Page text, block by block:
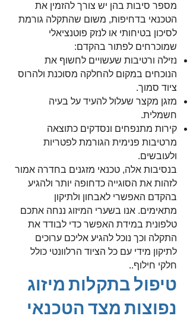
מספר סיבות בהן יש צורך להזמין את
הטכנאי בדחיפות, משום שהתקלה גורמת
לסיכון בטיחותי או לנזק פוטנציאלי
שמוכרחים לפתור בהקדם:
נזילה ורטיבות שעשויים לחשוף את
הנוכחים במקום להחלקה מסוכנת ולהרוס
ציוד סמוך.
מזגן מקצר שעלול להעיד על בעיה
חשמלית.
קירות מתנפחים ונסדקים כתוצאה
מרטיבות פנימית הגורמת לפטריות
ולעובשים.
בנסיבות אלה, טכנאי מזגנים בחדרה אמור
לזהות את הסוגייה כדחופה יותר ולהגיע
בהקדם האפשרי לאבחון ולתיקון
מתאימים. אנו בשערי המיזוג ננחה אתכם
טלפונית במידת האפשר כדי לבודד את
התקלה וכך נוכל להגיע אליכם ערוכים
לתיקון מידי עם כל הציוד הרלוונטי כולל
חלקי חילוף..
טיפול בתקלות מיזוג
נפוצות מצד הטכנאי